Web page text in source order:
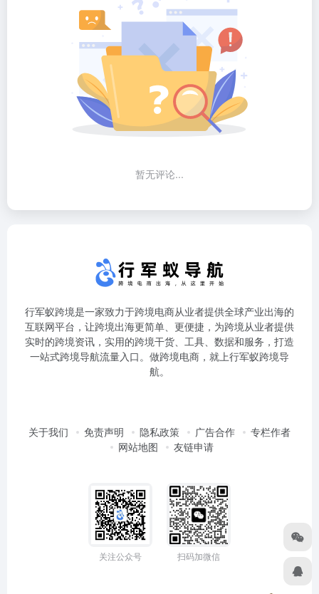
暂无评论...
行军蚁跨境是一家致力于跨境电商从业者提供全球产业出海的
互联网平台，让跨境出海更简单、更便捷，为跨境从业者提供
实时的跨境资讯，实用的跨境干货、工具、数据和服务，打造
一站式跨境导航流量入口。做跨境电商，就上行军蚁跨境导
航。
关于我们 免责声明 隐私政策 广告合作
专栏作者
网站地图
友链申请
关注公众号 扫码加微信